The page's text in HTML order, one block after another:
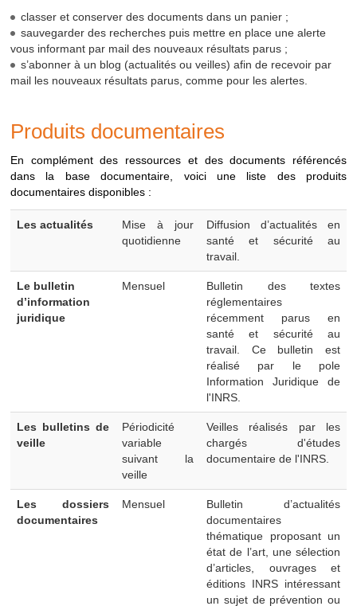
vous invitons à consulter lamédiathèquedisponible depuis le
sitewww.inrs.fr.
classer et conserver des documents dans un panier ;
sauvegarder des recherches puis mettre en place une alerte
vous informant par mail des nouveaux résultats parus ;
s’abonner à un blog (actualités ou veilles) afin de recevoir par
mail les nouveaux résultats parus, comme pour les alertes.
Produits documentaires
En complément des ressources et des documents référencés
dans la base documentaire, voici une liste des produits
documentaires disponibles :
documentaires
Les actualités
Mise à jour
quotidienne
Diffusion d’actualités en
santé et sécurité au
travail.
Le bulletin
d’information
juridique
Mensuel
Bulletin des textes
réglementaires
récemment parus en
santé et sécurité au
travail. Ce bulletin est
réalisé par le pole
Information Juridique de
l'INRS.
Les bulletins de
veille
Périodicité
variable
suivant la
veille
Veilles réalisés par les
chargés d'études
documentaire de l'INRS.
Les dossiers
documentaires
Mensuel
Bulletin d’actualités
documentaires
thématique proposant un
état de l’art, une sélection
d’articles, ouvrages et
éditions INRS intéressant
un sujet de prévention ou